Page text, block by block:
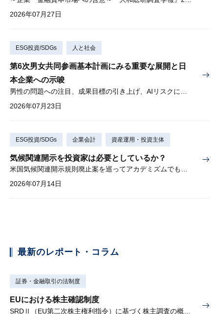
2026年07月27日
ESG投資/SDGs 人と社会
第6次男女共同参画基本計画にみる重要な展開と日
本企業への示唆
2026年07月23日
ESG投資/SDGs 企業会計 資産運用・投資主体
気候関連開示を投資家は必要としているか？
米国気候関連開示規則廃止案を巡ってアカデミズムでも激しい論争
2026年07月14日
最新のレポート・コラム
証券・金融取引の法制度
EUにおける株主確認制度